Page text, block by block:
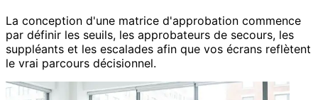
La conception d'une matrice d'approbation commence
par définir les seuils, les approbateurs de secours, les
suppléants et les escalades afin que vos écrans reflètent
le vrai parcours décisionnel.